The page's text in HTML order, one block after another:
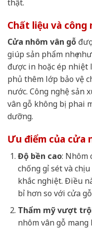
thật.
Chất liệu và công
Cửa nhôm vân gỗ
giúp sản phẩm nhẹ
được in hoặc ép nhiệt
phủ thêm lớp bảo vệ
nước. Công nghệ sản
vân gỗ không bị phai
dưỡng.
Ưu điểm của cửa
Độ bền cao: Nhôm
chống gỉ sét và
khắc nghiệt. Điều
bỉ hơn so với cửa
Thẩm mỹ vượt
nhôm vân gỗ mang